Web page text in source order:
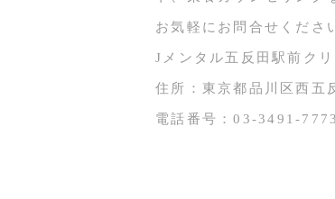
お気軽にお問合せくださ
Jメンタル五反田駅前クリ
住所：東京都品川区西五
電話番号：03-3491-7773